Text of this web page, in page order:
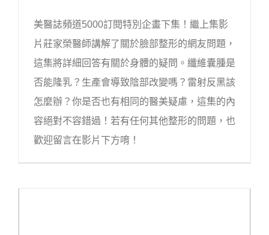
美醫誌頻道5000訂閱特別企畫下集！繼上集影
片莊家榮醫師講解了關於臉部整形的網友問題，
這集將詳細回答有關於身體的疑問。纖維囊腫是
否能隆乳？生產會導致陰部改變嗎？雷射反黑該
怎麼辦？你是否也有相同的醫美疑慮，這集的內
容絕對不容錯過！若有任何其他整形的問題，也
歡迎留言在影片下方唷！